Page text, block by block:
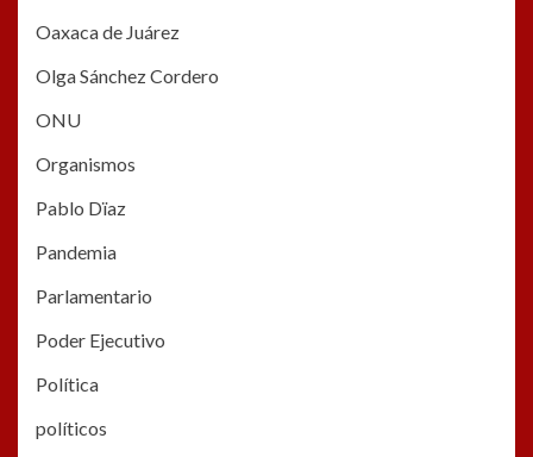
Oaxaca de Juárez
Olga Sánchez Cordero
ONU
Organismos
Pablo Dïaz
Pandemia
Parlamentario
Poder Ejecutivo
Política
políticos